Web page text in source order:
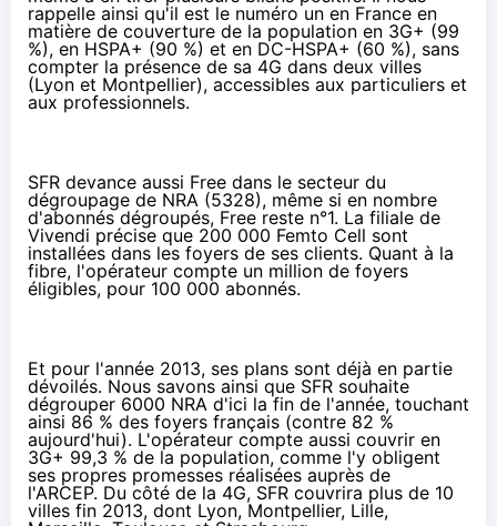
rappelle ainsi qu'il est le numéro un en France en
matière de couverture de la population en 3G+ (99
%), en HSPA+ (90 %) et en DC-HSPA+ (60 %), sans
compter la présence de sa 4G dans deux villes
(Lyon et Montpellier), accessibles aux particuliers et
aux professionnels.
SFR devance aussi Free dans le secteur du
dégroupage de NRA (5328), même si en nombre
d'abonnés dégroupés, Free reste n°1. La filiale de
Vivendi précise que 200 000 Femto Cell sont
installées dans les foyers de ses clients. Quant à la
fibre, l'opérateur compte un million de foyers
éligibles, pour 100 000 abonnés.
Et pour l'année 2013, ses plans sont déjà en partie
dévoilés. Nous savons ainsi que SFR souhaite
dégrouper 6000 NRA d'ici la fin de l'année, touchant
ainsi 86 % des foyers français (contre 82 %
aujourd'hui). L'opérateur compte aussi couvrir en
3G+ 99,3 % de la population, comme l'y obligent
ses propres promesses réalisées auprès de
l'ARCEP. Du côté de la 4G, SFR couvrira plus de 10
villes fin 2013, dont Lyon, Montpellier, Lille,